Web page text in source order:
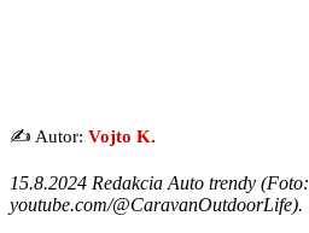
✍️ Autor: Vojto K.
15.8.2024 Redakcia Auto trendy (Foto:
youtube.com/@CaravanOutdoorLife).